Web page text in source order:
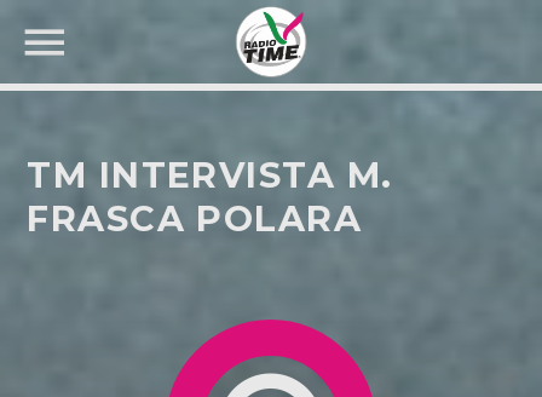
TM INTERVISTA M.
FRASCA POLARA